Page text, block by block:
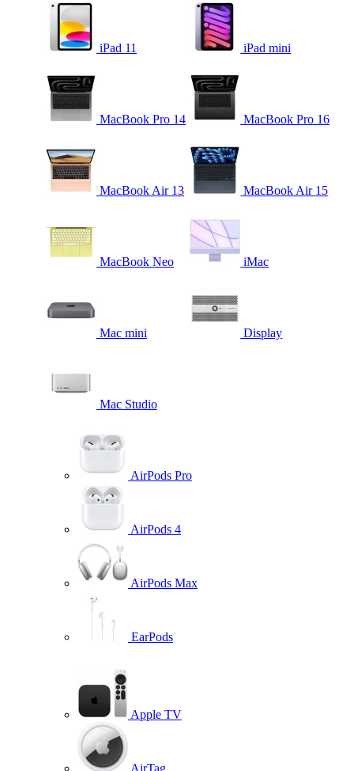
iPad 11 iPad mini
MacBook Pro 14 MacBook Pro 16
MacBook Air 13 MacBook Air 15
MacBook Neo iMac
Mac mini Display
Mac Studio
AirPods Pro
AirPods 4
AirPods Max
EarPods
Apple TV